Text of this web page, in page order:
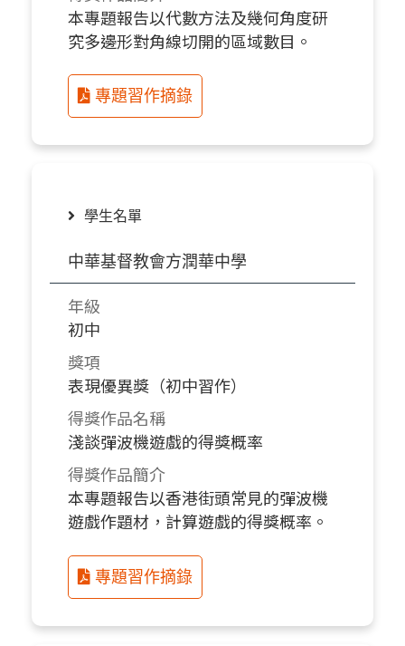
本專題報告以代數方法及幾何角度研
究多邊形對角線切開的區域數目。
專題習作摘錄
學生名單
中華基督教會方潤華中學
年級
初中
獎項
表現優異獎（初中習作）
得獎作品名稱
淺談彈波機遊戲的得獎概率
得獎作品簡介
本專題報告以香港街頭常見的彈波機
遊戲作題材，計算遊戲的得獎概率。
專題習作摘錄